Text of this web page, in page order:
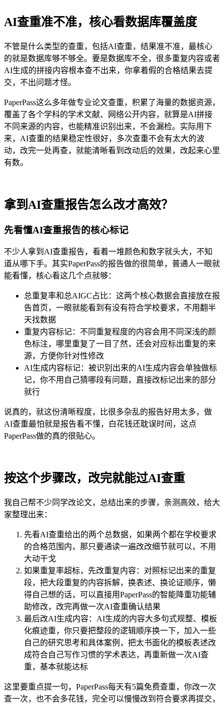
AI查重准不准，核心看数据库覆盖度
不管是什么类型的查重，包括AI查重，结果准不准，最核心
的就是数据库够不够全。要是数据库不全，很多重复内容或者
AI生成的拼接内容根本查不出来，你拿着假的合格结果去提
交，不出问题才怪。
PaperPass这么多年做专业论文查重，积累了海量的数据资源，
覆盖了各个学科的学术文献、网络公开内容，就算是AI拼接
不同来源的内容，也能精准识别出来，不会漏检。实际用下
来，AI查重的结果稳定性很好，多次查重不会有太大的波
动，改完一处再查，就能清晰看到改动后的效果，改起来心里
有数。
拿到AI查重报告怎么改才高效？
先看懂AI查重报告的核心标记
不少人拿到AI查重报告，看着一堆颜色和数字就头大，不知
道从哪下手。其实PaperPass的报告做的很简单，普通人一眼就
能看懂，核心看这几个点就够：
总重复率和总AIGC占比：这两个核心数据会直接放在报
告首页，一眼就能看到有没有符合学校要求，不用翻半
天找数据
重复内容标记：不同重复程度的内容会用不同深浅的颜
色标注，哪里重复了一目了然，还会对应标出重复的来
源，方便你针对性修改
AI生成内容标记：被识别出来的AI生成内容会单独做标
记，你不用自己猜哪段有问题，直接改标记出来的部分
就行
说真的，就这份清晰程度，比很多杂乱的报告好用太多，做
AI查重最怕就是报告看不懂，白花钱还耽误时间，这点
PaperPass做的真的很贴心。
按这个步骤改，改完就能过AI查重
我自己帮不少同学改论文，总结出来的步骤，亲测高效，给大
家整理出来：
先看AI查重给出的两个总数据，如果两个都在学校要求
的合格范围内，那只要通读一遍改改细节就可以，不用
大动干戈
如果重复率超标，先改重复内容：对照标记出来的重复
段，把大段重复的内容拆解，换表述、换论证顺序，懒
得自己想的话，可以直接用PaperPass的智能降重功能辅
助修改，改完再做一次AI查重确认结果
最后改AI生成内容：AI生成的内容大多句式规整、模板
化痕迹重，你只要把整段的逻辑顺序换一下，加入一些
自己的研究思考和具体案例，把太书面化的模板表述改
成符合自己写作习惯的学术表达，再重新做一次AI查
重，基本就能达标
这里要重点提一句，PaperPass每天有5篇免费查重，你改一次
查一次，也不会多花钱，完全可以慢慢改到符合要求再提交，